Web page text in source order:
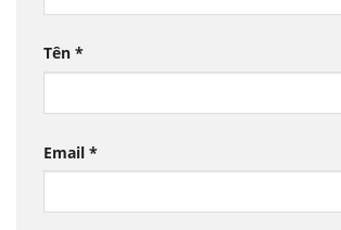
Tên *
Email *